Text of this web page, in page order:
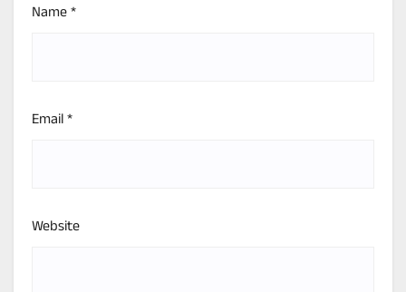
Name*
Email*
Website